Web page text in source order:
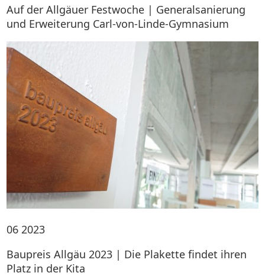
Auf der Allgäuer Festwoche | Generalsanierung
und Erweiterung Carl-von-Linde-Gymnasium
06 2023
Baupreis Allgäu 2023 | Die Plakette findet ihren
Platz in der Kita